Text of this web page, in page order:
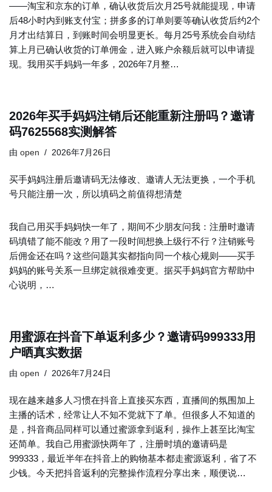
——淘宝和京东的订单，确认收货后次月25号就能提现，申请
后48小时内到账支付宝；拼多多的订单则要等确认收货后约2个
月才出结算日，到账时间会明显更长。每月25号系统会自动结
算上月已确认收货的订单佣金，进入账户余额后就可以申请提
现。我用买手妈妈一年多，2026年7月整…
2026年买手妈妈注销后还能重新注册吗？邀请
码7625568实测解答
由 open 2026年7月26日
买手妈妈注册后邀请码无法修改、邀请人无法更换，一个手机
号只能注册一次，所以填码之前值得想清楚
我自己用买手妈妈快一年了，期间不少朋友问我：注册时邀请
码填错了能不能改？用了一段时间想换上级行不行？注销账号
后佣金还在吗？这些问题其实都指向同一个核心规则——买手
妈妈的账号关系一旦绑定就很难变更。据买手妈妈官方帮助中
心说明，…
用蜜源在抖音下单返利多少？邀请码999333用
户晒真实数据
由 open 2026年7月24日
现在越来越多人习惯在抖音上直接买东西，直播间的氛围加上
主播的话术，经常让人不知不觉就下了单。但很多人不知道的
是，抖音商品同样可以通过蜜源拿到返利，操作上甚至比淘宝
还简单。我自己用蜜源快两年了，注册时填的邀请码是
999333，最近半年在抖音上的购物基本都走蜜源返利，省了不
少钱。今天把抖音返利的完整操作流程分享出来，顺便说…